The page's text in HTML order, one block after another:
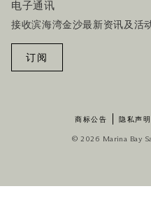
电子通讯
接收滨海湾金沙最新资讯及活
订阅
商标公告 隐私声明
© 2026 Marina Bay